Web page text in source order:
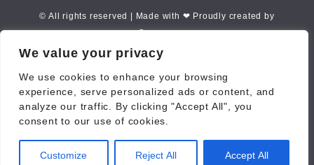
We value your privacy
We use cookies to enhance your browsing
experience, serve personalized ads or content, and
analyze our traffic. By clicking "Accept All", you
consent to our use of cookies.
Customize Reject All Accept All
© All rights reserved | Made with ❤ Proudly created by
Corne.gr